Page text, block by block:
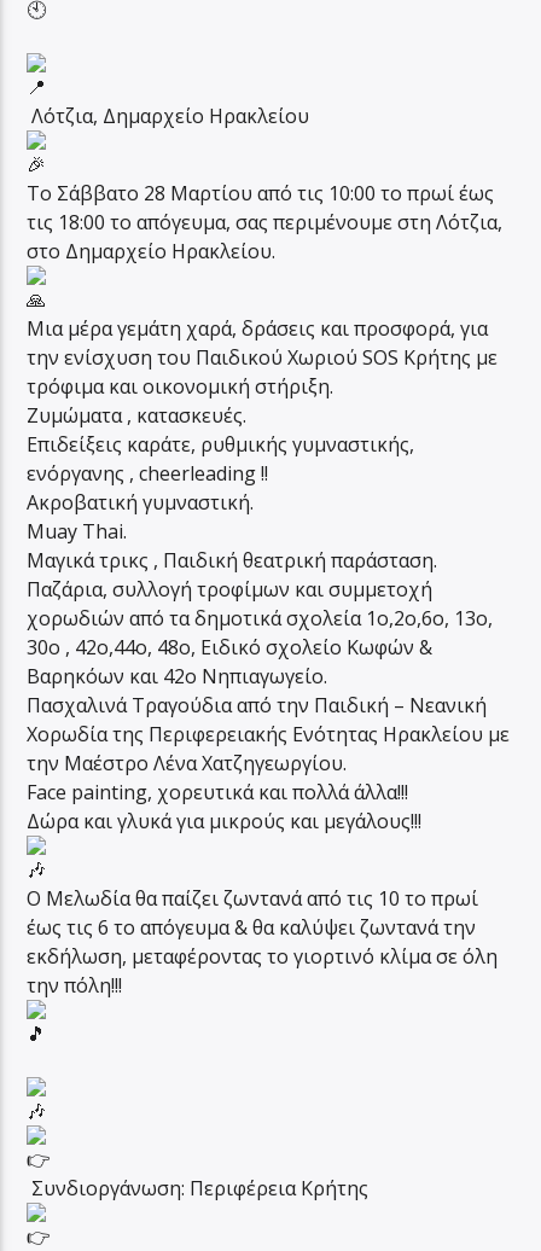
Λότζια, Δημαρχείο Ηρακλείου
Το Σάββατο 28 Μαρτίου από τις 10:00 το πρωί έως
τις 18:00 το απόγευμα, σας περιμένουμε στη Λότζια,
στο Δημαρχείο Ηρακλείου.
Μια μέρα γεμάτη χαρά, δράσεις και προσφορά, για
την ενίσχυση του Παιδικού Χωριού SOS Κρήτης με
τρόφιμα και οικονομική στήριξη.
Ζυμώματα , κατασκευές.
Επιδείξεις καράτε, ρυθμικής γυμναστικής,
ενόργανης , cheerleading !!
Ακροβατική γυμναστική.
Μuay Thai.
Μαγικά τρικς , Παιδική θεατρική παράσταση.
Παζάρια, συλλογή τροφίμων και συμμετοχή
χορωδιών από τα δημοτικά σχολεία 1ο,2ο,6ο, 13ο,
30ο , 42ο,44ο, 48ο, Ειδικό σχολείο Κωφών &
Βαρηκόων και 42ο Νηπιαγωγείο.
Πασχαλινά Τραγούδια από την Παιδική – Νεανική
Χορωδία της Περιφερειακής Ενότητας Ηρακλείου με
την Μαέστρο Λένα Χατζηγεωργίου.
Face painting, χορευτικά και πολλά άλλα!!!
Δώρα και γλυκά για μικρούς και μεγάλους!!!
Ο Μελωδία θα παίζει ζωντανά από τις 10 το πρωί
έως τις 6 το απόγευμα & θα καλύψει ζωντανά την
εκδήλωση, μεταφέροντας το γιορτινό κλίμα σε όλη
την πόλη!!!
Συνδιοργάνωση: Περιφέρεια Κρήτης